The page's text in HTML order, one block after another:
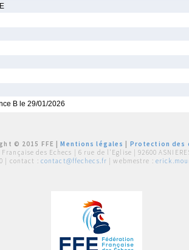
B le 29/01/2026
© 2015 FFE |Mentions légales
Protection des
des Echecs | 6 rue de l'Eglise | 92600
| contact : contact@ffechecs.fr | webmestre :